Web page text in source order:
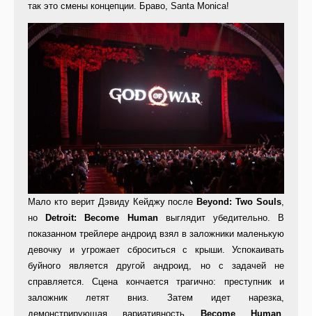
так это смены концепции. Браво, Santa Monica!
Мало кто верит Дэвиду Кейджу послеBeyond: Two Souls
ноDetroit: Become Humanвыглядит убедительно. В
показанном трейлере андроид взял в заложники маленькую
девочку и угрожает сброситься с крыши. Успокаивать
буйного является другой андроид, но с задачей не
справляется. Сцена кончается трагично: преступник и
заложник летят вниз. Затем идет нарезка,
демонстрирующая вариативность Become Human